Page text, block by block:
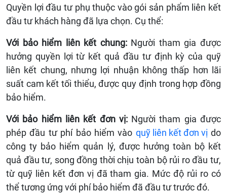
Quyền lợi đầu tư phụ thuộc vào gói sản phẩm liên kết
đầu tư khách hàng đã lựa chọn. Cụ thể:
Với bảo hiểm liên kết chung: Người tham gia được
hưởng quyền lợi từ kết quả đầu tư định kỳ của quỹ
liên kết chung, nhưng lợi nhuận không thấp hơn lãi
suất cam kết tối thiểu, được quy định trong hợp đồng
bảo hiểm.
Với bảo hiểm liên kết đơn vị:Người tham gia được
phép đầu tư phí bảo hiểm vào quỹ liên kết đơn vị do
công ty bảo hiểm quản lý, được hưởng toàn bộ kết
quả đầu tư, song đồng thời chịu toàn bộ rủi ro đầu tư,
từ quỹ liên kết đơn vị đã tham gia. Mức độ rủi ro có
thể tương ứng với phí bảo hiểm đã đầu tư trước đó.